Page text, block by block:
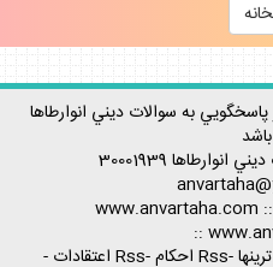
به سوالات ديني انوارطاها
دينيانوارطاها
www.anvartaha.com
::